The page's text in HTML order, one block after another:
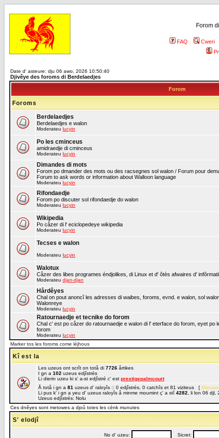
Forom
FAQ
Cweri
Date d' asteure: dju 06 awo, 2026 10:50:40
Djivêye des foroms di Berdelaedjes
Forom
Foroms
Berdelaedjes
Berdelaedjes e walon
Moderateu lucyin
Po les cminceus
amidraedje di cminceus
Moderateu lucyin
Dimandes di mots
Forom po dmander des mots ou des racsegnes sol walon / Forum pour
Forum to ask words or information about Walloon language
Moderateu lucyin
Rifondaedje
Forom po discuter sol rifondaedje do walon
Moderateu lucyin
Wikipedia
Po cåzer di l' eciclopedeye wikipedia
Moderateu lucyin
Tecses e walon
Moderateu lucyin
Walotux
Cåzer des libes programes éndjolikes, di Linux et d' ôtès afwaires d'
Moderateu djan-djan
Hårdêyes
Chal on pout anoncî les adresses di waibes, foroms, evnd. e walon, sol
Walonreye
Moderateu lucyin
Ratournaedje et tecnike do forom
Chal c' est po cåzer do ratournaedje e walon di l' eterface do forom, eyet
forom
Moderateu lucyin
Marker tos les foroms come léjhous
Kî est la
Les uzeus ont scrît on totå di 7726 årtikes
I gn a 102 uzeus edjîstrés
Li dierin uzeu ki s' a-st edjîstré c' est prestigepalmcourt
Å totå i gn a 81 uzeus d' raloyîs :: 0 edjîstrés, 0 catchîs et 81 viziteus [
Li pus k' i gn a yeu d' uzeus raloyîs å minme moumint ç' a stî 4282 , li lon 06
Uzeus edjîstrés: Nolu
Ces dnêyes sont metowes a djoû totes les cénk munutes
S' elodjî
No d' uzeu: Sicret: